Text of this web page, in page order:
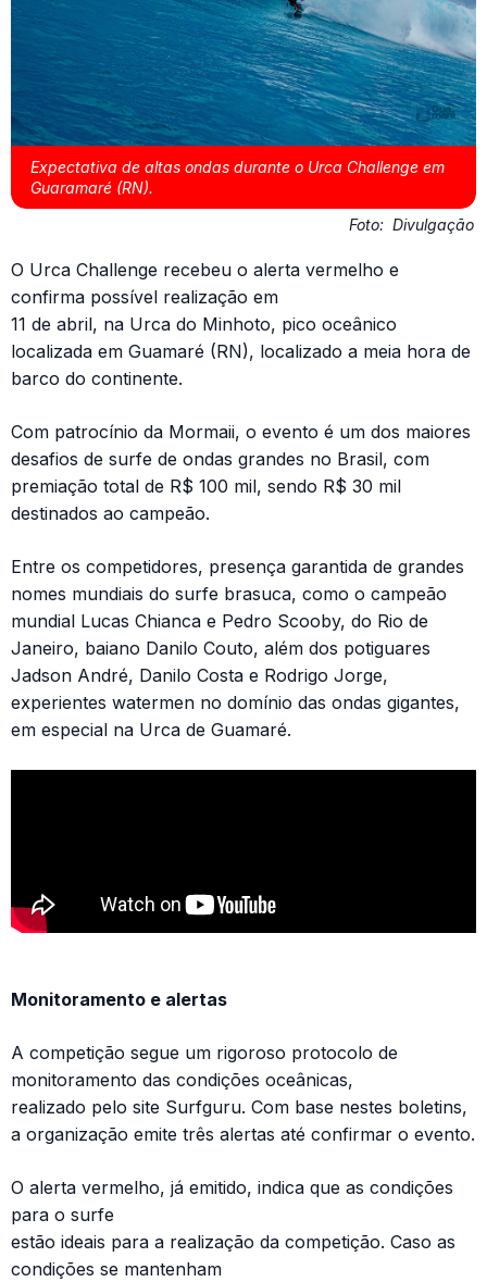
Expectativa de altas ondas durante o Urca Challenge em
Guaramaré (RN).
Foto: Divulgação
O Urca Challenge recebeu o alerta vermelho e
confirma possível realização em
11 de abril, na Urca do Minhoto, pico oceânico
localizada em Guamaré (RN), localizado a meia hora de
barco do continente.
Com patrocínio da Mormaii, o evento é um dos maiores
desafios de surfe de ondas grandes no Brasil, com
premiação total de R$ 100 mil, sendo R$ 30 mil
destinados ao campeão.
Entre os competidores, presença garantida de grandes
nomes mundiais do surfe brasuca, como o campeão
mundial Lucas Chianca e Pedro Scooby, do Rio de
Janeiro, baiano Danilo Couto, além dos potiguares
Jadson André, Danilo Costa e Rodrigo Jorge,
experientes watermen no domínio das ondas gigantes,
em especial na Urca de Guamaré.
Monitoramento e alertas
A competição segue um rigoroso protocolo de
monitoramento das condições oceânicas,
realizado pelo site Surfguru. Com base nestes boletins,
a organização emite três alertas até confirmar o evento.
O alerta vermelho, já emitido, indica que as condições
para o surfe
estão ideais para a realização da competição. Caso as
condições se mantenham